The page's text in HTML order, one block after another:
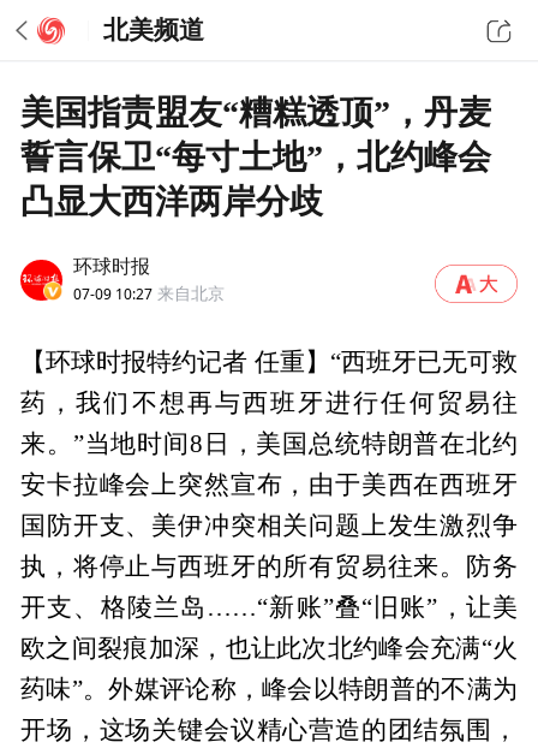
北美频道
美国指责盟友“糟糕透顶”，丹麦
誓言保卫“每寸土地”，北约峰会
凸显大西洋两岸分歧
环球时报
07-09 10:27 来自北京
【环球时报特约记者 任重】“西班牙已无可救
药，我们不想再与西班牙进行任何贸易往
来。”当地时间8日，美国总统特朗普在北约
安卡拉峰会上突然宣布，由于美西在西班牙
国防开支、美伊冲突相关问题上发生激烈争
执，将停止与西班牙的所有贸易往来。防务
开支、格陵兰岛……“新账”叠“旧账”，让美
欧之间裂痕加深，也让此次北约峰会充满“火
药味”。外媒评论称，峰会以特朗普的不满为
开场，这场关键会议精心营造的团结氛围，